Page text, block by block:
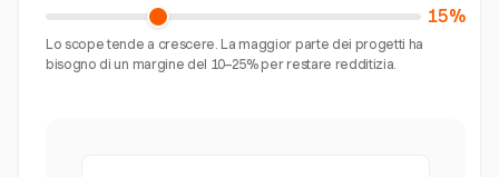
15%
Lo scope tende a crescere. La maggior parte dei progetti ha
bisogno di un margine del 10–25% per restare redditizia.